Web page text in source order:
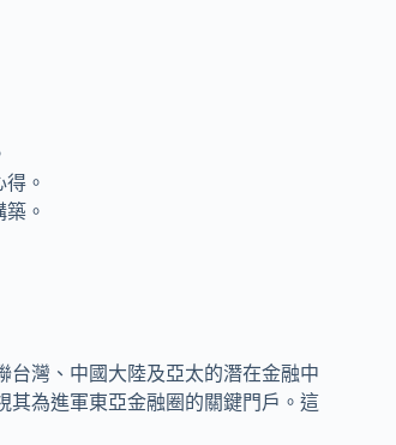
。
。
台灣、中國大陸及亞太的潛在金融中
其為進軍東亞金融圈的關鍵門戶。這